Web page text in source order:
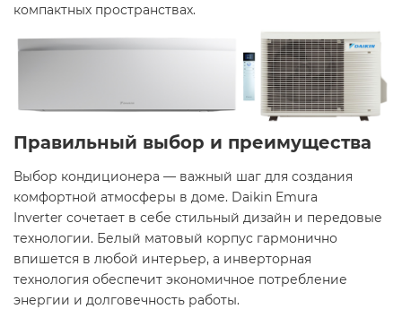
компактных пространствах.
Правильный выбор и преимущества
Выбор кондиционера — важный шаг для создания
комфортной атмосферы в доме. Daikin Emura
Inverter сочетает в себе стильный дизайн и передовые
технологии. Белый матовый корпус гармонично
впишется в любой интерьер, а инверторная
технология обеспечит экономичное потребление
энергии и долговечность работы.